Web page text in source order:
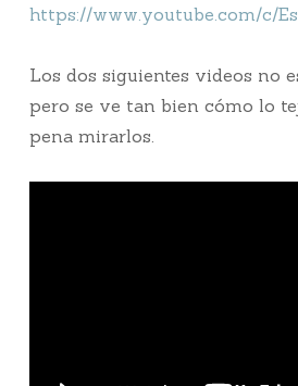
https://www.youtube.com/c/
Los dos siguientes videos no
pero se ve tan bien cómo lo
pena mirarlos.